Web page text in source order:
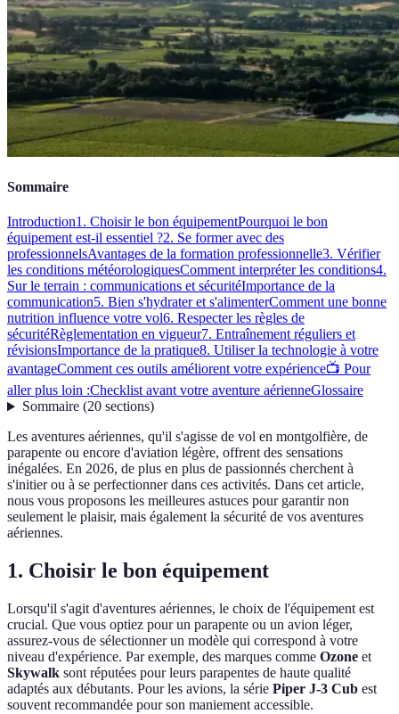
Sommaire
Introduction1. Choisir le bon équipementPourquoi le bon
équipement est-il essentiel ?2. Se former avec des
professionnelsAvantages de la formation professionnelle3. Vérifier
les conditions météorologiquesComment interpréter les conditions4.
Sur le terrain : communications et sécuritéImportance de la
communication5. Bien s'hydrater et s'alimenterComment une bonne
nutrition influence votre vol6. Respecter les règles de
sécuritéRèglementation en vigueur7. Entraînement réguliers et
révisionsImportance de la pratique8. Utiliser la technologie à votre
avantageComment ces outils améliorent votre expérience📺 Pour
aller plus loin :Checklist avant votre aventure aérienneGlossaire
Sommaire(20 sections)
Les aventures aériennes, qu'il s'agisse de vol en montgolfière, de
parapente ou encore d'aviation légère, offrent des sensations
inégalées. En 2026, de plus en plus de passionnés cherchent à
s'initier ou à se perfectionner dans ces activités. Dans cet article,
nous vous proposons les meilleures astuces pour garantir non
seulement le plaisir, mais également la sécurité de vos aventures
aériennes.
1. Choisir le bon équipement
Lorsqu'il s'agit d'aventures aériennes, le choix de l'équipement est
crucial. Que vous optiez pour un parapente ou un avion léger,
assurez-vous de sélectionner un modèle qui correspond à votre
niveau d'expérience. Par exemple, des marques comme Ozone et
Skywalk sont réputées pour leurs parapentes de haute qualité
adaptés aux débutants. Pour les avions, la série Piper J-3 Cub est
souvent recommandée pour son maniement accessible.